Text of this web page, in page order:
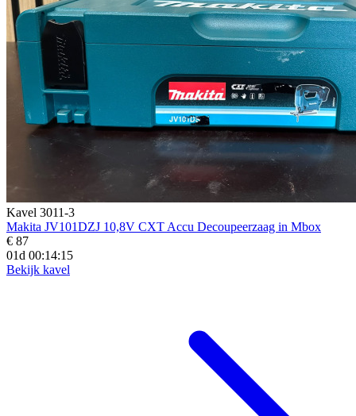
Kavel 3011-3
Makita JV101DZJ 10,8V CXT Accu Decoupeerzaag in Mbox
€ 87
01d 00:14:14
Bekijk kavel